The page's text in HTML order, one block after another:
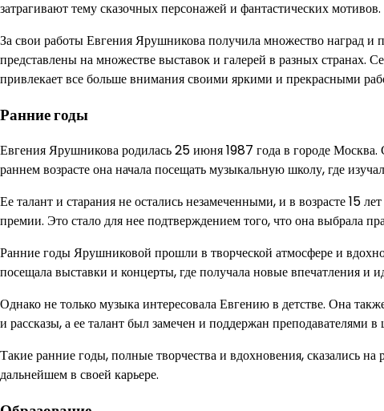
затрагивают тему сказочных персонажей и фантастических мотивов.
За свои работы Евгения Ярушникова получила множество наград
представлены на множестве выставок и галерей в разных странах.
привлекает все больше внимания своими яркими и прекрасными
Ранние годы
Евгения Ярушникова родилась 25 июня 1987 года в городе Москва.
раннем возрасте она начала посещать музыкальную школу, где
Ее талант и старания не остались незамеченными, и в возрасте 15
премии. Это стало для нее подтверждением того, что она выбрала
Ранние годы Ярушниковой прошли в творческой атмосфере и
посещала выставки и концерты, где получала новые впечатления и
Однако не только музыка интересовала Евгению в детстве. Она
и рассказы, а ее талант был замечен и поддержан преподавателями в
Такие ранние годы, полные творчества и вдохновения, сказались
дальнейшем в своей карьере.